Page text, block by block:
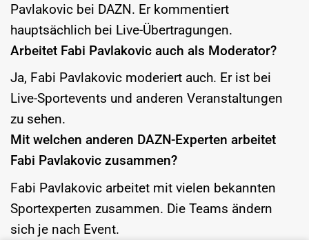
Pavlakovic bei DAZN. Er kommentiert
hauptsächlich bei Live-Übertragungen.
Arbeitet Fabi Pavlakovic auch als Moderator?
Ja, Fabi Pavlakovic moderiert auch. Er ist bei
Live-Sportevents und anderen Veranstaltungen
zu sehen.
Mit welchen anderen DAZN-Experten arbeitet
Fabi Pavlakovic zusammen?
Fabi Pavlakovic arbeitet mit vielen bekannten
Sportexperten zusammen. Die Teams ändern
sich je nach Event.